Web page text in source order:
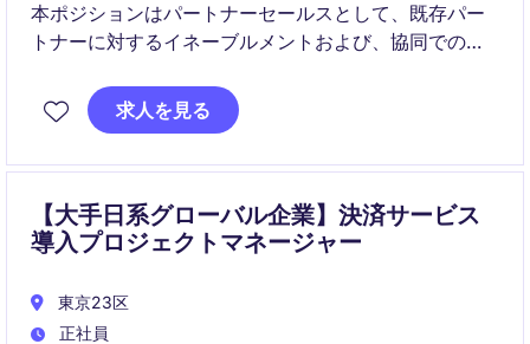
本ポジションはパートナーセールスとして、既存パー
トナーに対するイネーブルメントおよび、協同での案
キュリティソリューションおよび、日本市場向けに開
発された業務効率化ソリューションの拡販を通じて、
求人を見る
【大手日系グローバル企業】決済サービス
導入プロジェクトマネージャー
東京23区
正社員